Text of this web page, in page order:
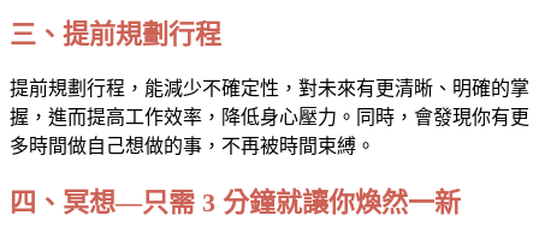
三、提前規劃行程
提前規劃行程，能減少不確定性，對未來有更清晰、明確的掌
握，進而提高工作效率，降低身心壓力。同時，會發現你有更
多時間做自己想做的事，不再被時間束縛。
四、冥想—只需 3 分鐘就讓你煥然一新